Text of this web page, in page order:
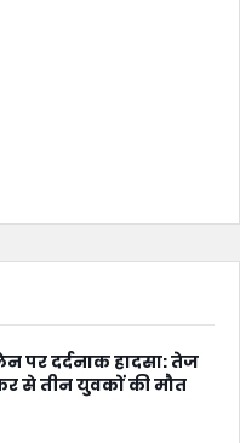
पर दर्दनाक हादसा: तेज
से तीन युवकों की मौत